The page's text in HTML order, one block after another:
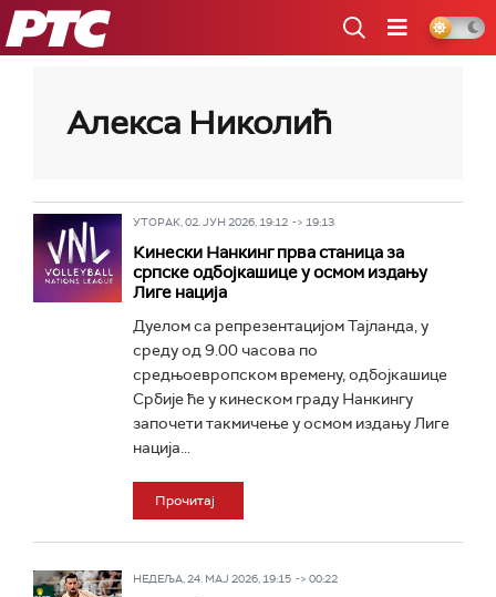
РТС
Алекса Николић
УТОРАК, 02. ЈУН 2026, 19:12 -> 19:13
Кинески Нанкинг прва станица за
српске одбојкашице у осмом издању
Лиге нација
Дуелом са репрезентацијом Тајланда, у
среду од 9.00 часова по
средњоевропском времену, одбојкашице
Србије ће у кинеском граду Нанкингу
започети такмичење у осмом издању Лиге
нација...
Прочитај
НЕДЕЉА, 24. МАЈ 2026, 19:15 -> 00:22